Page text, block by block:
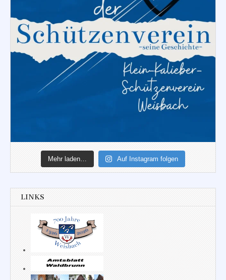
Mehr laden… Auf Instagram folgen
LINKS